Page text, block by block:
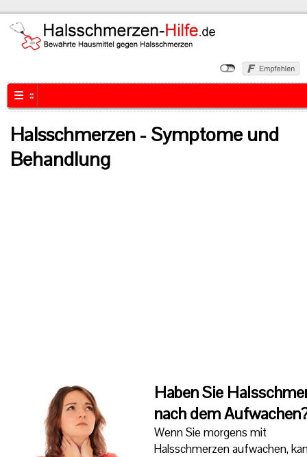
::
Halsschmerzen- Symptome und
Behandlung
Haben Sie
nach dem
Wenn Sie morgens mit
Halsschmerzen aufwachen,